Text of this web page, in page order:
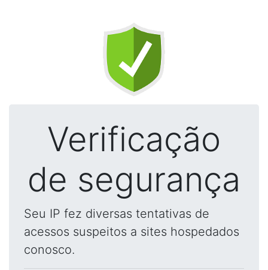
Verificação
de segurança
Seu IP fez diversas tentativas de
acessos suspeitos a sites hospedados
conosco.